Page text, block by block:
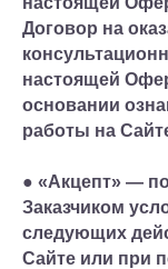
Договор на
настоящей
основании
работы на
● «Акцепт» —
Заказчиком
следующих
Сайте или при